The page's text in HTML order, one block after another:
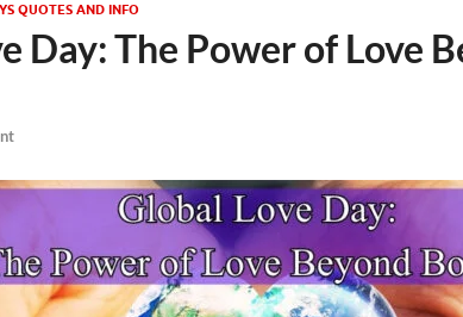
QUOTES AND INFO
Day: The Power of Love